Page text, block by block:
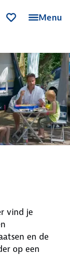
Menu
vind je
en de
op een